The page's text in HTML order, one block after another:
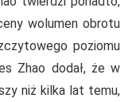
wolumen obrotu
poziomu
Zhao dodał, że w
niż kilka lat temu,